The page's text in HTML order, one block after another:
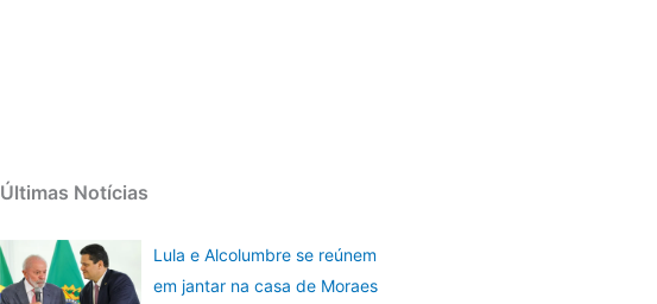
Últimas Notícias
Lula e Alcolumbre se reúnem
em jantar na casa de Moraes